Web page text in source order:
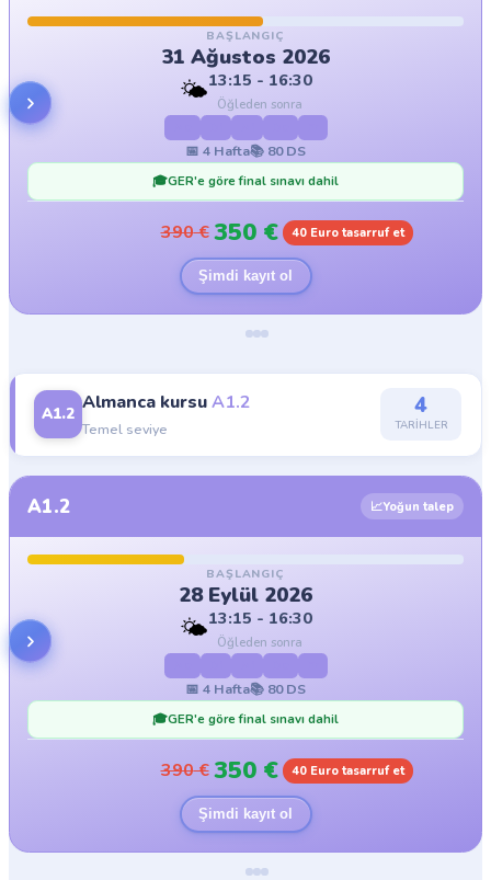
BAŞLANGIÇ
31 Ağustos 2026
🌤️13:15 - 16:30
Öğleden sonra
📅 4 Hafta📚 80 DS
🎓GER'e göre final sınavı dahil
390€ 350€ 40 Euro tasarruf et
Şimdi kayıt ol
A1.2 Almanca kursu A1.2
Temel seviye
4
TARIHLER
A1.2 📈Yoğun talep
BAŞLANGIÇ
28 Eylül 2026
🌤️13:15 - 16:30
Öğleden sonra
📅 4 Hafta📚 80 DS
🎓GER'e göre final sınavı dahil
390€ 350€ 40 Euro tasarruf et
Şimdi kayıt ol